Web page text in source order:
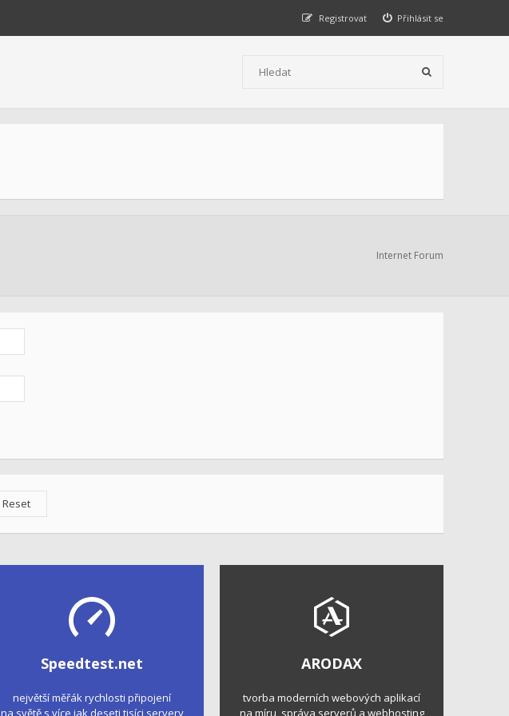
Přihlásit se
Registrovat
Internet Forum
Speedtest.net
největší měřák rychlosti připojení
na světě s více jak deseti tisíci servery
ARODAX
tvorba moderních webových aplikací
na míru, správa serverů a webhosting